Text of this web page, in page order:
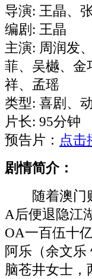
导演: 王晶、
编剧: 王晶
主演: 周润发
菲、吴樾、金
祥、孟瑶
类型: 喜剧、
片长: 95分钟
预告片： 点击
剧情简介：
随着澳门赌
A后便退隐江
OA一百伍十
阿乐（余文乐
脑苍井女士